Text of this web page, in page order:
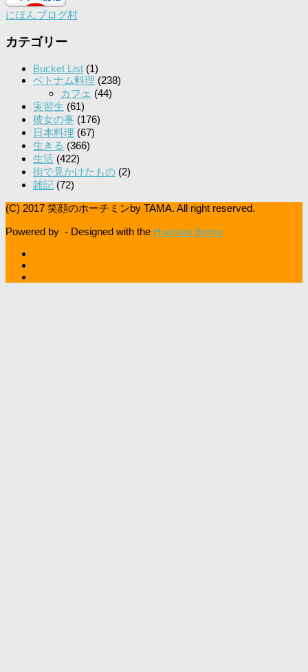
にほんブログ村
カテゴリー
Bucket List (1)
ベトナム料理 (238)
カフェ (44)
実習生 (61)
彼女の事 (176)
日本料理 (67)
生きる (366)
生活 (422)
街で見かけたもの (2)
雑記 (72)
(C) 2017 笑顔のホーチミンby TAMA. All right reserved.
Powered by - Designed with the Hueman theme